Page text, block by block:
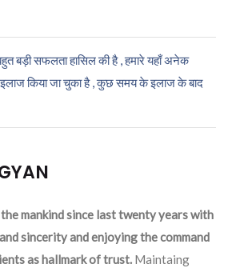
बड़ी सफलता हासिल की है , हमारे यहाँ अनेक
किया जा चुका है , कुछ समय के इलाज के बाद
mankind since last twenty years with
and sincerity and enjoying the command
as hallmark of trust. Maintaing